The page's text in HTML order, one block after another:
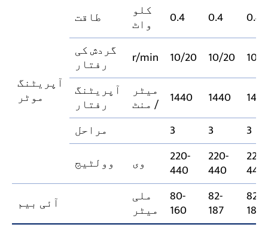
آپریٹنگ
موٹر
طاقت کلو
واٹ 0.4 0.4
0.4
گردش کی
رفتار r/min 10/20 10/20
10/
آپریٹنگ
رفتار
میٹر
/ منٹ 1440 1440
مراحل
3 3
3
وولٹیج
وی 220-
440
220-
440
220-
440
آئی بیم
ملی
میٹر
80-
160
82-
187
82-
187